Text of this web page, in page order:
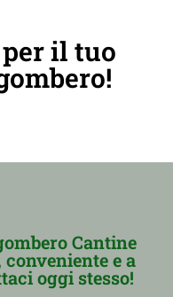
il tuo
Cantine
e a
oggi stesso!